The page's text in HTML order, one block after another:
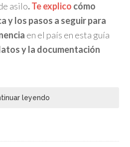
asilo.Te explico cómo
y los pasos a seguir para
en el país en esta guía
y la documentación
leyendo